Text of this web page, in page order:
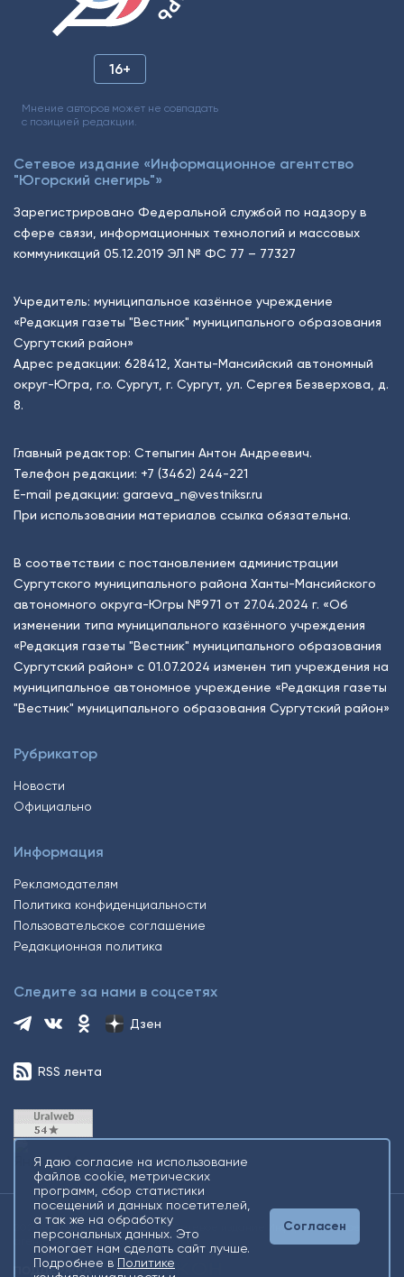
16+
Мнение авторов может не совпадать
с позицией редакции.
Сетевое издание «Информационное агентство
"Югорский снегирь"»
Зарегистрировано Федеральной службой по надзору в
сфере связи, информационных технологий и массовых
коммуникаций 05.12.2019 ЭЛ № ФС 77 – 77327
Учредитель: муниципальное казённое учреждение
«Редакция газеты "Вестник" муниципального образования
Сургутский район»
Адрес редакции: 628412, Ханты-Мансийский автономный
округ-Югра, г.о. Сургут, г. Сургут, ул. Сергея Безверхова, д.
8.
Главный редактор: Степыгин Антон Андреевич.
Телефон редакции: +7 (3462) 244-221
E-mail редакции: garaeva_n@vestniksr.ru
При использовании материалов ссылка обязательна.
В соответствии с постановлением администрации
Сургутского муниципального района Ханты-Мансийского
автономного округа-Югры №971 от 27.04.2024 г. «Об
изменении типа муниципального казённого учреждения
«Редакция газеты "Вестник" муниципального образования
Сургутский район» с 01.07.2024 изменен тип учреждения на
муниципальное автономное учреждение «Редакция газеты
"Вестник" муниципального образования Сургутский район»
Рубрикатор
Новости
Официально
Информация
Рекламодателям
Политика конфиденциальности
Пользовательское соглашение
Редакционная политика
Следите за нами в соцсетях
Дзен
RSS лента
2026 © Все права защищены. Сетевое издание Информационное
агентство «Югорский снегирь» +16
Я даю согласие на использование
файлов cookie, метрических
программ, сбор статистики
посещений и данных посетителей,
а так же на обработку
персональных данных. Это
помогает нам сделать сайт лучше.
Подробнее в Политике
Согласен